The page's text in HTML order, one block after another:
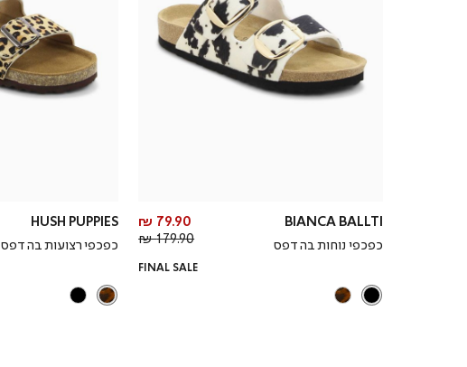
BIANCA BALLTI
כפכפי נוחות בהדפס
מחיר
מוצר
79.90 ₪
מחיר
179.90 ₪
FINAL SALE
HUSH PUPPIES
כפכפי רצועות בהדפס